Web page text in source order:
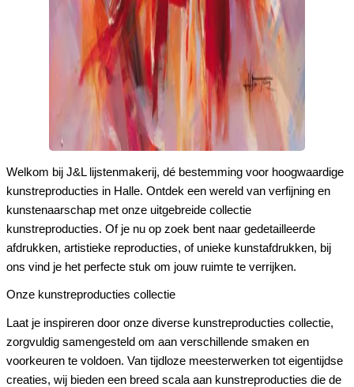
Welkom bij J&L lijstenmakerij, dé bestemming voor hoogwaardige
kunstreproducties in Halle. Ontdek een wereld van verfijning en
kunstenaarschap met onze uitgebreide collectie
kunstreproducties. Of je nu op zoek bent naar gedetailleerde
afdrukken, artistieke reproducties, of unieke kunstafdrukken, bij
ons vind je het perfecte stuk om jouw ruimte te verrijken.
Onze kunstreproducties collectie
Laat je inspireren door onze diverse kunstreproducties collectie,
zorgvuldig samengesteld om aan verschillende smaken en
voorkeuren te voldoen. Van tijdloze meesterwerken tot eigentijdse
creaties, wij bieden een breed scala aan kunstreproducties die de